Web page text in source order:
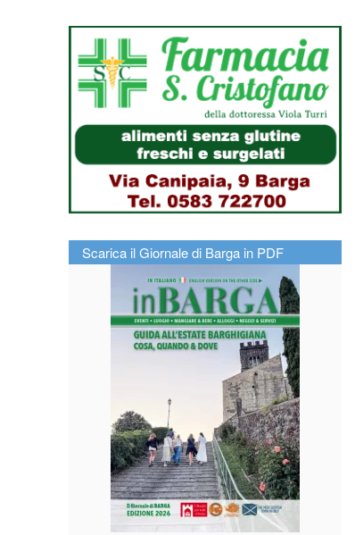
Scarica il Giornale di Barga in PDF